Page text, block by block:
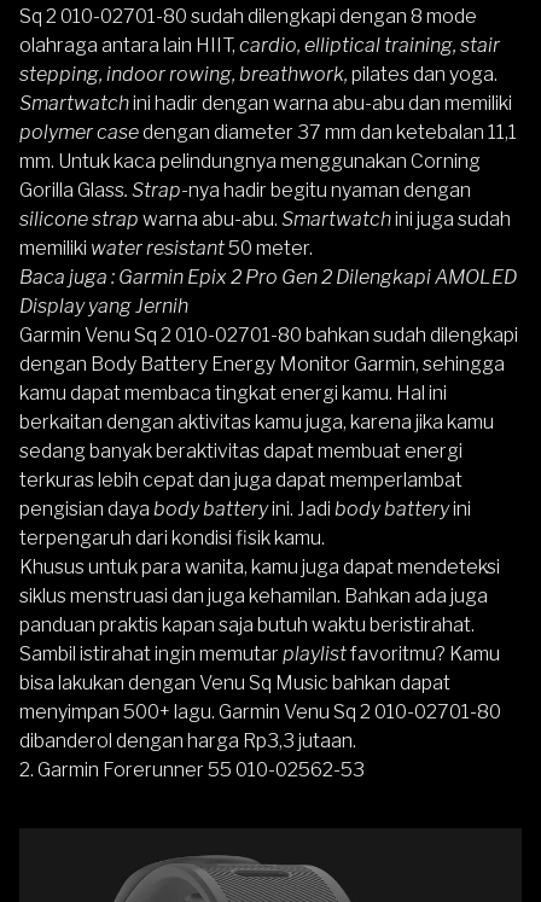
Sq 2 010-02701-80 sudah dilengkapi dengan 8 mode
olahraga antara lain HIIT, cardio, elliptical training, stair
stepping, indoor rowing, breathwork, pilates dan yoga.
Smartwatchini hadir dengan warna abu-abu dan memiliki
polymer casedengan diameter 37 mm dan ketebalan 11,1
mm. Untuk kaca pelindungnya menggunakan Corning
Gorilla Glass. Strap-nya hadir begitu nyaman dengan
silicone strap warna abu-abu. Smartwatchini juga sudah
memiliki water resistant50 meter.
Baca juga : Garmin Epix 2 Pro Gen 2 Dilengkapi AMOLED
Display yang Jernih
Garmin Venu Sq 2 010-02701-80 bahkan sudah dilengkapi
dengan Body Battery Energy Monitor Garmin, sehingga
kamu dapat membaca tingkat energi kamu. Hal ini
berkaitan dengan aktivitas kamu juga, karena jika kamu
sedang banyak beraktivitas dapat membuat energi
terkuras lebih cepat dan juga dapat memperlambat
pengisian daya body batteryini. Jadi body batteryini
terpengaruh dari kondisi fisik kamu.
Khusus untuk para wanita, kamu juga dapat mendeteksi
siklus menstruasi dan juga kehamilan. Bahkan ada juga
panduan praktis kapan saja butuh waktu beristirahat.
Sambil istirahat ingin memutar playlistfavoritmu? Kamu
bisa lakukan dengan Venu Sq Music bahkan dapat
menyimpan 500+ lagu. Garmin Venu Sq 2 010-02701-80
dibanderol dengan harga Rp3,3 jutaan.
2. Garmin Forerunner 55 010-02562-53